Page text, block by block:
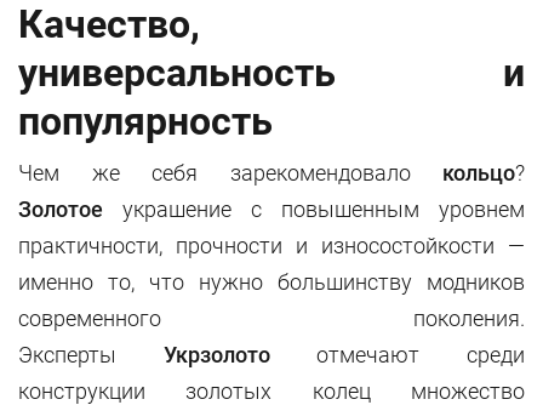
Качество,
универсальность и
популярность
Чем же себя зарекомендовало кольцо?
Золотое украшение с повышенным уровнем
практичности, прочности и износостойкости —
именно то, что нужно большинству модников
современного поколения.
Эксперты Укрзолотоотмечают среди
конструкции золотых колец множество